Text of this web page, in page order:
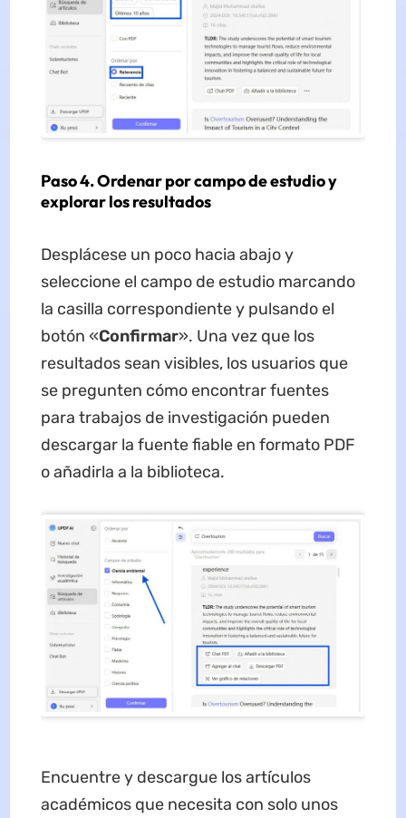
Paso 4. Ordenar por campo de estudio y
explorar los resultados
Desplácese un poco hacia abajo y
seleccione el campo de estudio marcando
la casilla correspondiente y pulsando el
botón «Confirmar». Una vez que los
resultados sean visibles, los usuarios que
se pregunten cómo encontrar fuentes
para trabajos de investigación pueden
descargar la fuente fiable en formato PDF
o añadirla a la biblioteca.
Encuentre y descargue los artículos
académicos que necesita con solo unos